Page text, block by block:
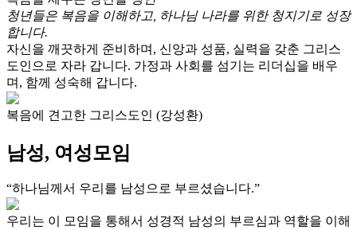
청년들은 복음을 이해하고, 하나님 나라를 위한 청지기로 성장
합니다.
자신을 깨끗하게 준비하며, 신앙과 성품, 실력을 갖춘 그리스
도인으로 자라 갑니다. 가정과 사회를 섬기는 리더십을 배우
며, 함께 성숙해 갑니다.
복음에 견고한 그리스도인 (강성환)
남성, 여성모임
“하나님께서 우리를 남성으로 부르셨습니다.”
우리는 이 모임을 통해서 성경적 남성의 부르심과 역할을 이해